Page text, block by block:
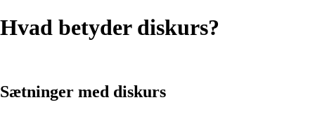
Hvad betyder diskurs?
Sætninger med diskurs